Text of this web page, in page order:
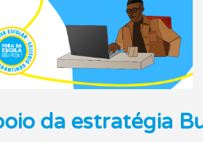
da estratégia